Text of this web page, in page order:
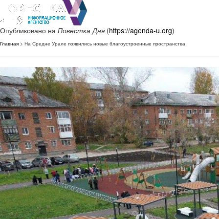
Опубликовано на Повестка Дня (https://agenda-u.org)
Главная > На Средне Урале появились новые благоустроенные пространства